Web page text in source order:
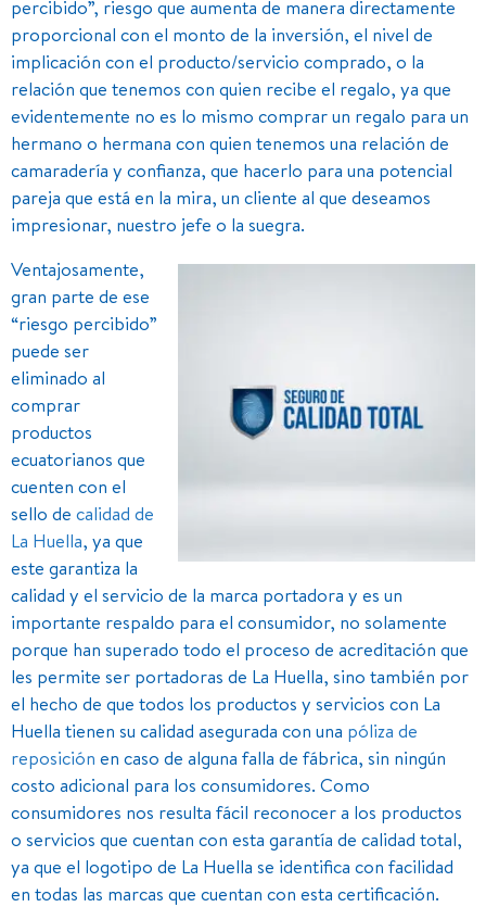
percibido”, riesgo que aumenta de manera directamente
proporcional con el monto de la inversión, el nivel de
implicación con el producto/servicio comprado, o la
relación que tenemos con quien recibe el regalo, ya que
evidentemente no es lo mismo comprar un regalo para un
hermano o hermana con quien tenemos una relación de
camaradería y confianza, que hacerlo para una potencial
pareja que está en la mira, un cliente al que deseamos
impresionar, nuestro jefe o la suegra.
Ventajosamente,
gran parte de ese
“riesgo percibido”
puede ser
eliminado al
comprar
productos
ecuatorianos que
cuenten con el
sello de calidad de
La Huella, ya que
este garantiza la
calidad y el servicio de la marca portadora y es un
importante respaldo para el consumidor, no solamente
porque han superado todo el proceso de acreditación que
les permite ser portadoras de La Huella, sino también por
el hecho de que todos los productos y servicios con La
Huella tienen su calidad asegurada con una póliza de
reposición en caso de alguna falla de fábrica, sin ningún
costo adicional para los consumidores. Como
consumidores nos resulta fácil reconocer a los productos
o servicios que cuentan con esta garantía de calidad total,
ya que el logotipo de La Huella se identifica con facilidad
en todas las marcas que cuentan con esta certificación.